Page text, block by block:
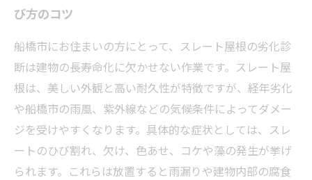
び方のコツ
船橋市にお住まいの方にとって、スレート屋根の劣化診
断は建物の長寿命化に欠かせない作業です。スレート屋
根は、美しい外観と高い耐久性が特徴ですが、経年劣化
や船橋市の雨風、紫外線などの気候条件によってダメー
ジを受けやすくなります。具体的な症状としては、スレ
ートのひび割れ、欠け、色あせ、コケや藻の発生が挙げ
られます。これらは放置すると雨漏りや建物内部の腐食